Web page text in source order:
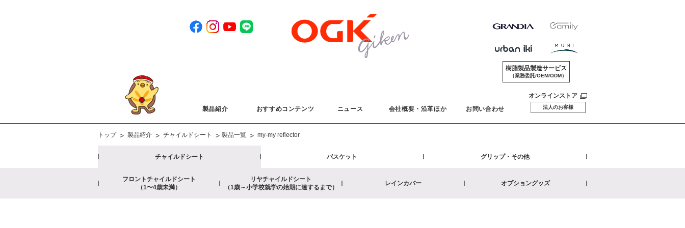
樹脂製品製造サービス
（業務委託/OEM/ODM）
製品紹介 おすすめコンテンツ ニュース 会社概要・沿革ほか お問い合わせ
オンラインストア
法人のお客様
トップ > 製品紹介 > チャイルドシート > 製品一覧 > my-my reflector
チャイルドシート バスケット グリップ・その他
フロントチャイルドシート
（1〜4歳未満）
リヤチャイルドシート
（1歳～小学校就学の始期に達するまで）
レインカバー オプショングッズ